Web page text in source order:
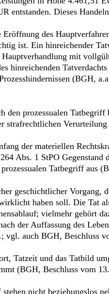
entstanden. Dieses
des
ist. Ein hinreichender
mit
hinreichenden
den prozessualen
strafrechtlichen
der materiellen
Abs. 1 StPO
Tatbegriff aus
geschichtlicher Vorgang,
haben soll. Die Tat
vielmehr gehört
der Auffassung des
auch BGH, Beschluss
Tatzeit und das Tatbild
(BGH, Beschluss vom
nicht beziehungslos